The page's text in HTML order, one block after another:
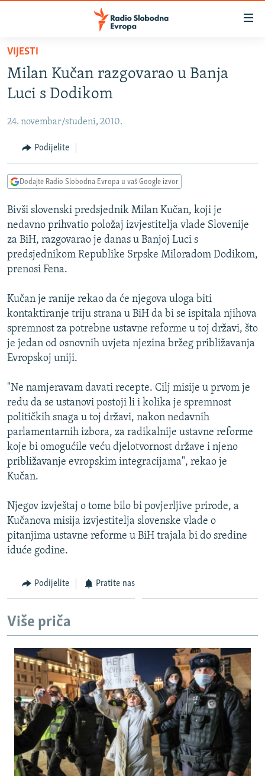
Pređite
glavni
sadržaj
na
navigaciju
Pređite
na
VIJESTI
BOSNA I HERCEGOVINA
KOSOVO
CRNA GORA
VIDEO
FOTOGALERIJE
INFOGRAFIKE
PODCASTI
RAT U UKRAJINI
KINA NA BALKANU
RSE PRIČE IZ SVIJETA
ISPRIČAJ MI
DNEVNO@RSE
SPECIJALI RSE
VIŠE OD NASLOVA
GENOCID U SREBRENICI
POPLAVE I KLIZIŠTA U BIH 2024.
TV LIBERTY
POST SCRIPTUM
MOJA EVROPA
TRI DECENIJE OD RATA U BIH
NASTANAK I RASPAD JUGOSLAVIJE
PRATITE NAS
Sve RFE/RL stranice
VIJESTI
Milan Kučan razgovarao u Banja
Luci s Dodikom
24. novembar/studeni, 2010.
Podijelite
Dodajte Radio Slobodna Evropa u vaš Google izvor
Bivši slovenski predsjednik Milan Kučan, koji je
nedavno prihvatio položaj izvjestitelja vlade Slovenije
za BiH, razgovarao je danas u Banjoj Luci s
predsjednikom Republike Srpske Miloradom Dodikom,
prenosi Fena.
Kučan je ranije rekao da će njegova uloga biti
kontaktiranje triju strana u BiH da bi se ispitala njihova
spremnost za potrebne ustavne reforme u toj državi, što
je jedan od osnovnih uvjeta njezina bržeg približavanja
Evropskoj uniji.
"Ne namjeravam davati recepte. Cilj misije u prvom je
redu da se ustanovi postoji li i kolika je spremnost
političkih snaga u toj državi, nakon nedavnih
parlamentarnih izbora, za radikalnije ustavne reforme
koje bi omogućile veću djelotvornost države i njeno
približavanje evropskim integracijama", rekao je
Kučan.
Njegov izvještaj o tome bilo bi povjerljive prirode, a
Kučanova misija izvjestitelja slovenske vlade o
pitanjima ustavne reforme u BiH trajala bi do sredine
iduće godine.
Podijelite Pratite nas
Više priča